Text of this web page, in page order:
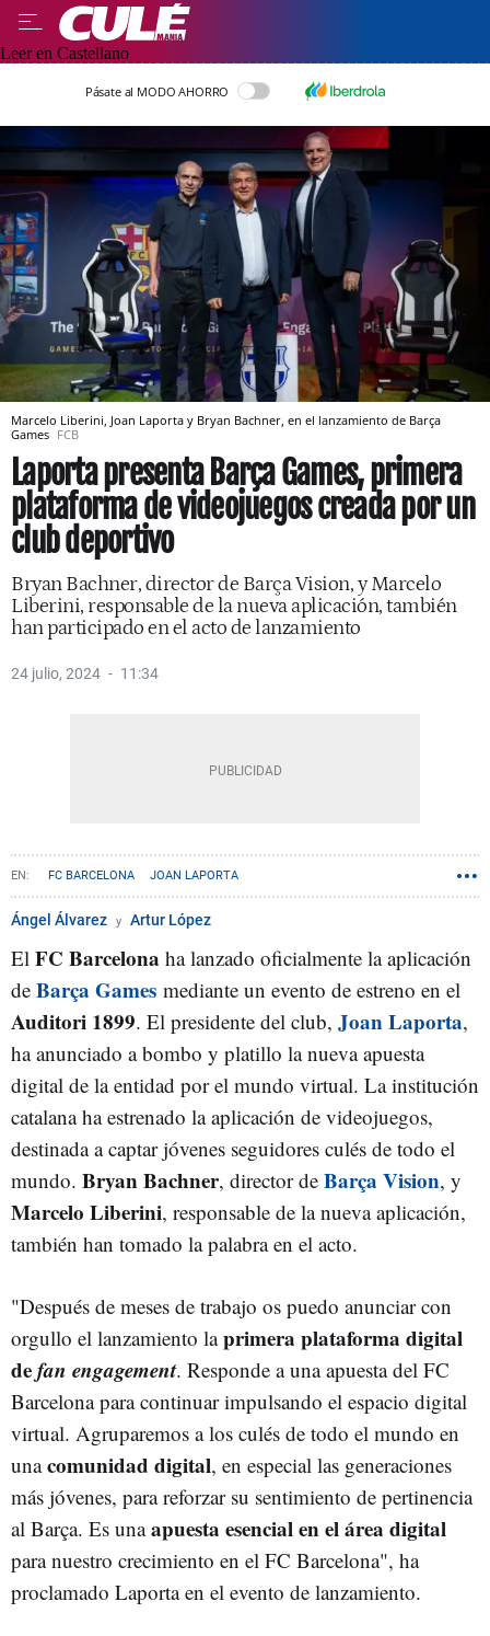
Leer en Castellano
Pásate al MODO AHORRO
Marcelo Liberini, Joan Laporta y Bryan Bachner, en el lanzamiento de Barça
Games FCB
Laporta presenta Barça Games, primera
plataforma de videojuegos creada por un
club deportivo
Bryan Bachner, director de Barça Vision, y Marcelo
Liberini, responsable de la nueva aplicación, también
han participado en el acto de lanzamiento
24 julio, 2024 11:34
FC BARCELONA JOAN LAPORTA
Ángel Álvarez Artur López
El FC Barcelona ha lanzado oficialmente la aplicación
de Barça Games mediante un evento de estreno en el
Auditori 1899. El presidente del club, Joan Laporta,
ha anunciado a bombo y platillo la nueva apuesta
digital de la entidad por el mundo virtual. La institución
catalana ha estrenado la aplicación de videojuegos,
destinada a captar jóvenes seguidores culés de todo el
mundo. Bryan Bachner, director de Barça Vision, y
Marcelo Liberini, responsable de la nueva aplicación,
también han tomado la palabra en el acto.
"Después de meses de trabajo os puedo anunciar con
orgullo el lanzamiento laprimera plataforma digital
defan engagement. Responde a una apuesta del FC
Barcelona para continuar impulsando el espacio digital
virtual. Agruparemos a los culés de todo el mundo en
unacomunidad digital, en especial las generaciones
más jóvenes, para reforzar su sentimiento de pertinencia
al Barça. Es unaapuesta esencial en el área digital
para nuestro crecimiento en el FC Barcelona", ha
proclamado Laporta en el evento de lanzamiento.